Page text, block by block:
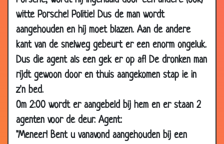
witte Porsche! Politie! Dus de man wordt
aangehouden en hij moet blazen. Aan de andere
kant van de snelweg gebeurt er een enorm ongeluk.
Dus die agent als een gek er op af! De dronken man
rijdt gewoon door en thuis aangekomen stap ie in
z'n bed.
Om 2:00 wordt er aangebeld bij hem en er staan 2
agenten voor de deur. Agent:
"Meneer! Bent u vanavond aangehouden bij een
09 Jul
Speciale scheer techniek
09 Jul
Belangrijke vraag 3.41
09 Jul
2007
Op bezoek in Amsterdam 2.65
09 Jul
2007
Zakkenrollers 3.38
02 Jul
2007